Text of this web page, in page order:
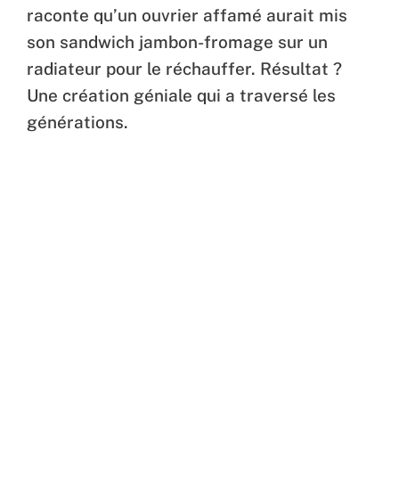
raconte qu’un ouvrier affamé aurait mis
son sandwich jambon-fromage sur un
radiateur pour le réchauffer. Résultat ?
Une création géniale qui a traversé les
générations.